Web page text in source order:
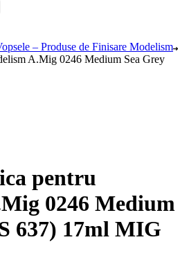
– Produse de Finisare Modelism
A.Mig 0246 Medium Sea Grey
pentru
0246 Medium
637) 17ml MIG